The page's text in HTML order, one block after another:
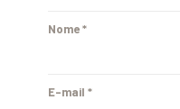
Nome*
E-mail *